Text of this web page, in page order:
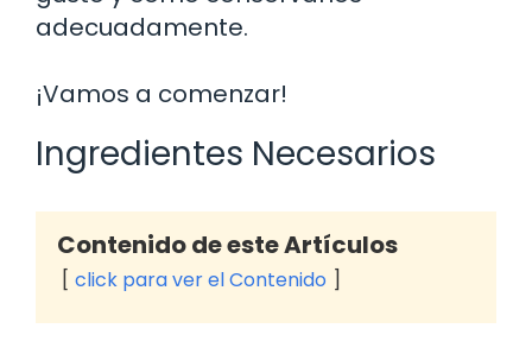
adecuadamente.
¡Vamos a comenzar!
Ingredientes Necesarios
Contenido de este Artículos
click para ver el Contenido